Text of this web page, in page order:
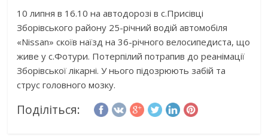
10 липня в 16.10 на автодорозі в с.Присівці
Зборівського району 25-річний водій автомобіля
«Nissan» скоїв наїзд на 36-річного велосипедиста, що
живе у с.Фотури. Потерпілий потрапив до реанімації
Зборівської лікарні. У нього підозрюють забій та
струс головного мозку.
Поділіться: